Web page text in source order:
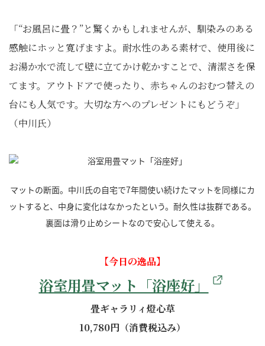
「“お風呂に畳？”と驚くかもしれませんが、馴染みのある
感触にホッと寛げますよ。耐水性のある素材で、使用後に
お湯か水で流して壁に立てかけ乾かすことで、清潔さを保
てます。アウトドアで使ったり、赤ちゃんのおむつ替えの
台にも人気です。大切な方へのプレゼントにもどうぞ」
（中川氏）
マットの断面。中川氏の自宅で7年間使い続けたマットを同様にカ
ットすると、中身に変化はなかったという。耐久性は抜群である。
裏面は滑り止めシートなので安心して使える。
【今日の逸品】
浴室用畳マット「浴座好」
畳ギャラリィ燈心草
10,780円（消費税込み）